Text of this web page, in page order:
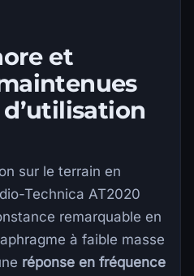
et
sur le terrain en
Technica AT2020
remarquable en
à faible masse
réponse en fréquence